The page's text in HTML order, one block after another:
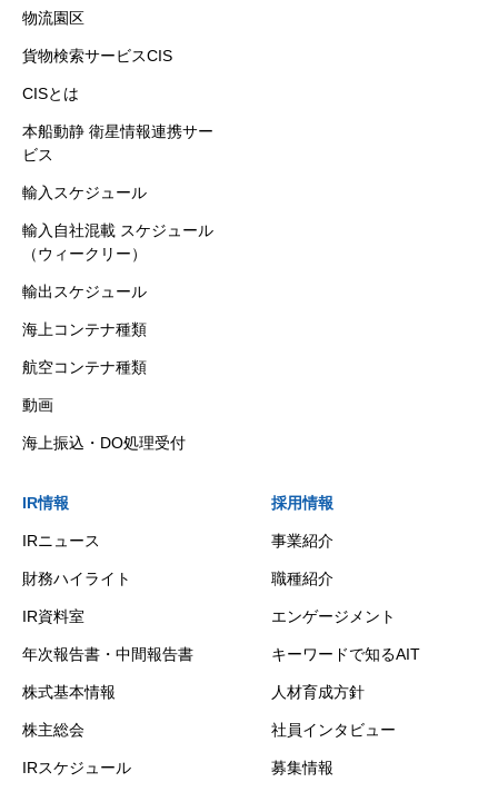
物流園区
貨物検索サービスCIS
CISとは
本船動静 衛星情報連携サー
ビス
輸入スケジュール
輸入自社混載 スケジュール
（ウィークリー）
輸出スケジュール
海上コンテナ種類
航空コンテナ種類
動画
海上振込・DO処理受付
IR情報
IRニュース
財務ハイライト
IR資料室
年次報告書・中間報告書
株式基本情報
株主総会
IRスケジュール
採用情報
事業紹介
職種紹介
エンゲージメント
キーワードで知るAIT
人材育成方針
社員インタビュー
募集情報